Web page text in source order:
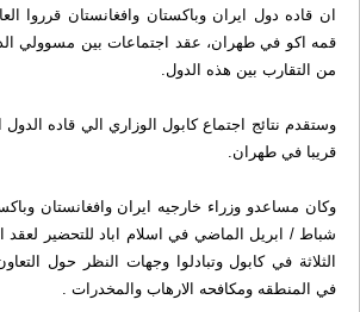
ان قاده دول ايران وباکستان وافغانستان قرروا
قمه اکو في طهران، عقد اجتماعات بين مسوولي
من التقارب بين هذه الدول.
وستقدم نتائج اجتماع کابول الوزاري الي قاده
قريبا في طهران.
شباط / ابريل الماضي في اسلام اباد للتحضير لعقد
الثلاثة في کابول وتبادلوا وجهات النظر حول
في المنطقه ومکافحه الارهاب والمخدرات .